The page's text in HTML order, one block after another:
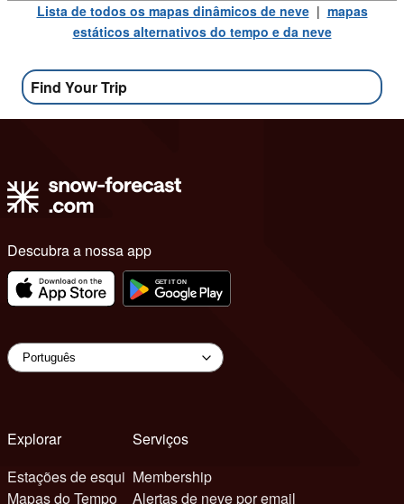
Lista de todos os mapas dinâmicos de neve| mapas
estáticos alternativos do tempo e da neve
Find Your Trip
Descubra a nossa app
Explorar
Estações de esqui
Mapas do Tempo
Serviços
Membership
Alertas de neve por email